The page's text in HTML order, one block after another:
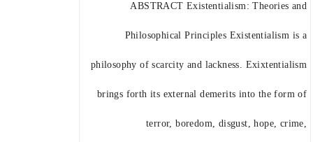
ABSTRACT Existentialism: Theories and
Philosophical Principles Existentialism is a
philosophy of scarcity and lackness. Exixtentialism
brings forth its external demerits into the form of
terror, boredom, disgust, hope, crime,